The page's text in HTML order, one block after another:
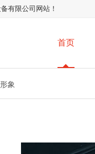
有限公司网站！
首页
象